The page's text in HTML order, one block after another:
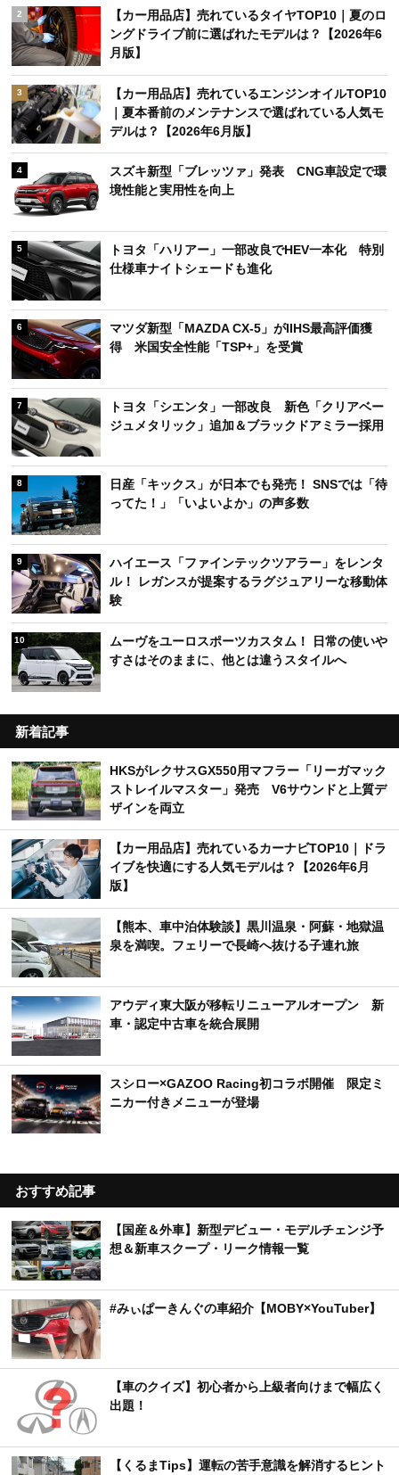
2
【カー用品店】売れているタイヤTOP10｜夏のロ
ングドライブ前に選ばれたモデルは？【2026年6
月版】
3
【カー用品店】売れているエンジンオイルTOP10
｜夏本番前のメンテナンスで選ばれている人気モ
デルは？【2026年6月版】
4
スズキ新型「ブレッツァ」発表 CNG車設定で環
境性能と実用性を向上
5
トヨタ「ハリアー」一部改良でHEV一本化 特別
仕様車ナイトシェードも進化
6
マツダ新型「MAZDA CX-5」がIIHS最高評価獲
得 米国安全性能「TSP+」を受賞
7
トヨタ「シエンタ」一部改良 新色「クリアベー
ジュメタリック」追加＆ブラックドアミラー採用
8
日産「キックス」が日本でも発売！ SNSでは「待
ってた！」「いよいよか」の声多数
9
ハイエース「ファインテックツアラー」をレンタ
ル！ レガンスが提案するラグジュアリーな移動体
験
10
ムーヴをユーロスポーツカスタム！ 日常の使いや
すさはそのままに、他とは違うスタイルへ
新着記事
HKSがレクサスGX550用マフラー「リーガマック
ストレイルマスター」発売 V6サウンドと上質デ
ザインを両立
【カー用品店】売れているカーナビTOP10｜ドラ
イブを快適にする人気モデルは？【2026年6月
版】
【熊本、車中泊体験談】黒川温泉・阿蘇・地獄温
泉を満喫。フェリーで長崎へ抜ける子連れ旅
アウディ東大阪が移転リニューアルオープン 新
車・認定中古車を統合展開
スシロー×GAZOO Racing初コラボ開催 限定ミ
ニカー付きメニューが登場
おすすめ記事
【国産＆外車】新型デビュー・モデルチェンジ予
想＆新車スクープ・リーク情報一覧
#みぃぱーきんぐの車紹介【MOBY×YouTuber】
【車のクイズ】初心者から上級者向けまで幅広く
出題！
【くるまTips】運転の苦手意識を解消するヒント